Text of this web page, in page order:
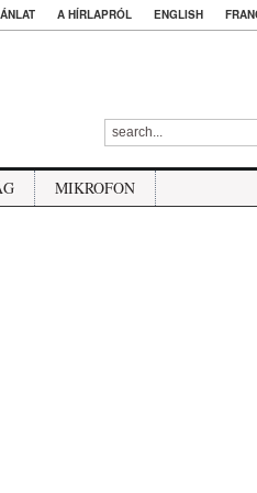
A HÍRLAPRÓL ENGLISH
MIKROFON